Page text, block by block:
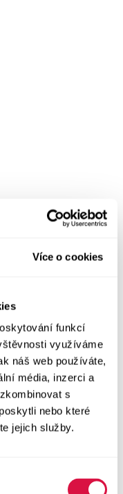
Více o cookies
funkcí
využíváme
náš web používáte,
média, inzerci a
s
nebo které
jejich služby.